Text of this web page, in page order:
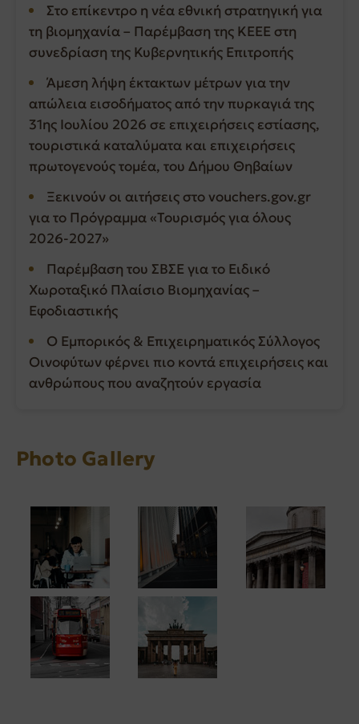
Στο επίκεντρο η νέα εθνική στρατηγική για
τη βιομηχανία – Παρέμβαση της ΚΕΕΕ στη
συνεδρίαση της Κυβερνητικής Επιτροπής
Άμεση λήψη έκτακτων μέτρων για την
απώλεια εισοδήματος από την πυρκαγιά της
31ης Ιουλίου 2026 σε επιχειρήσεις εστίασης,
τουριστικά καταλύματα και επιχειρήσεις
πρωτογενούς τομέα, του Δήμου Θηβαίων
Ξεκινούν οι αιτήσεις στο vouchers.gov.gr
για το Πρόγραμμα «Τουρισμός για όλους
2026-2027»
Παρέμβαση του ΣΒΣΕ για το Ειδικό
Χωροταξικό Πλαίσιο Βιομηχανίας –
Εφοδιαστικής
Ο Εμπορικός & Επιχειρηματικός Σύλλογος
Οινοφύτων φέρνει πιο κοντά επιχειρήσεις και
ανθρώπους που αναζητούν εργασία
Photo Gallery